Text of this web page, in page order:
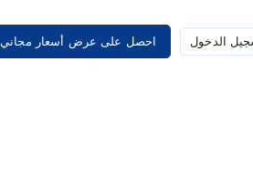
الدخول احصل على عرض أسعار مجاني